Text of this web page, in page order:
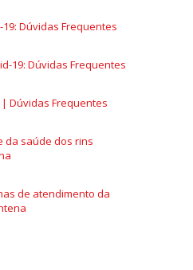
Dúvidas Frequentes
19: Dúvidas Frequentes
Dúvidas Frequentes
da saúde dos rins
de atendimento da